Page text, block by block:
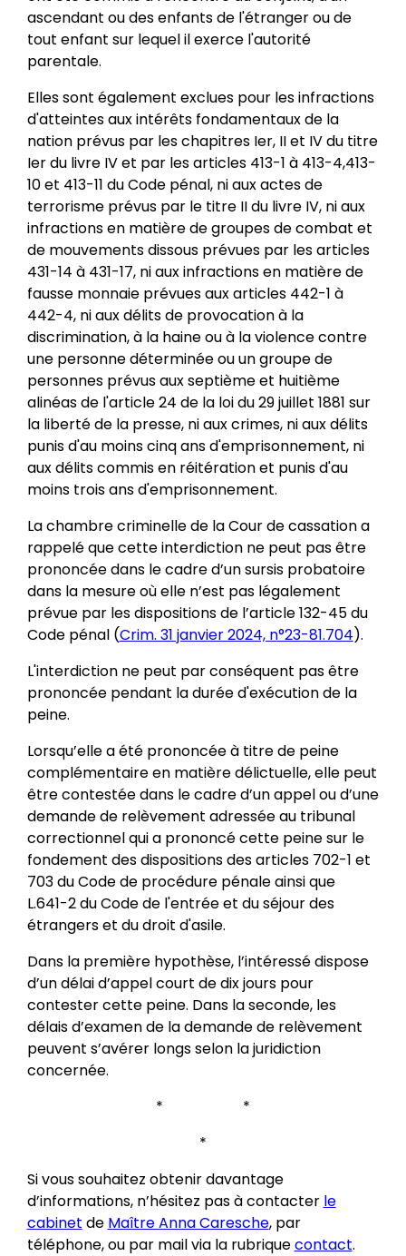
ascendant ou des enfants de l'étranger ou de
tout enfant sur lequel il exerce l'autorité
parentale.
Elles sont également exclues pour les infractions
d'atteintes aux intérêts fondamentaux de la
nation prévus par les chapitres Ier, II et IV du titre
Ier du livre IV et par les articles 413-1 à 413-4,413-
10 et 413-11 du Code pénal, ni aux actes de
terrorisme prévus par le titre II du livre IV, ni aux
infractions en matière de groupes de combat et
de mouvements dissous prévues par les articles
431-14 à 431-17, ni aux infractions en matière de
fausse monnaie prévues aux articles 442-1 à
442-4, ni aux délits de provocation à la
discrimination, à la haine ou à la violence contre
une personne déterminée ou un groupe de
personnes prévus aux septième et huitième
alinéas de l'article 24 de la loi du 29 juillet 1881 sur
la liberté de la presse, ni aux crimes, ni aux délits
punis d'au moins cinq ans d'emprisonnement, ni
aux délits commis en réitération et punis d'au
moins trois ans d'emprisonnement.
La chambre criminelle de la Cour de cassation a
rappelé que cette interdiction ne peut pas être
prononcée dans le cadre d’un sursis probatoire
dans la mesure où elle n’est pas légalement
prévue par les dispositions de l’article 132-45 du
Code pénal (Crim. 31 janvier 2024, n°23-81.704).
L'interdiction ne peut par conséquent pas être
prononcée pendant la durée d'exécution de la
peine.
Lorsqu’elle a été prononcée à titre de peine
complémentaire en matière délictuelle, elle peut
être contestée dans le cadre d’un appel ou d’une
demande de relèvement adressée au tribunal
correctionnel qui a prononcé cette peine sur le
fondement des dispositions des articles 702-1 et
703 du Code de procédure pénale ainsi que
L.641-2 du Code de l'entrée et du séjour des
étrangers et du droit d'asile.
Dans la première hypothèse, l’intéressé dispose
d’un délai d’appel court de dix jours pour
contester cette peine. Dans la seconde, les
délais d’examen de la demande de relèvement
peuvent s’avérer longs selon la juridiction
concernée.
* *
*
Si vous souhaitez obtenir davantage
d’informations, n’hésitez pas à contacter le
cabinet de Maître Anna Caresche, par
téléphone, ou par mail via la rubriquecontact.